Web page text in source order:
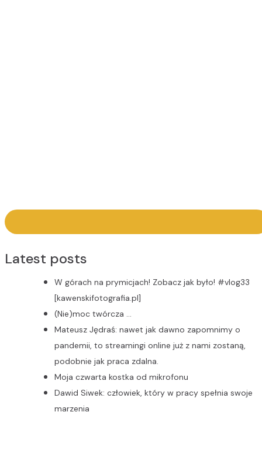
Latest posts
W górach na prymicjach! Zobacz jak było! #vlog33
[kawenskifotografia.pl]
(Nie)moc twórcza …
Mateusz Jędraś: nawet jak dawno zapomnimy o
pandemii, to streamingi online już z nami zostaną,
podobnie jak praca zdalna.
Moja czwarta kostka od mikrofonu
Dawid Siwek: człowiek, który w pracy spełnia swoje
marzenia